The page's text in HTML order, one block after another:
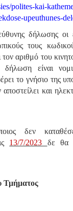
/polites-kai-
-upeuthunes-
δήλωσης οι
τους
τον αριθμό του
είναι
το γνήσιο της
και
δεν
13/7/2023 δε θα
Τμήματος